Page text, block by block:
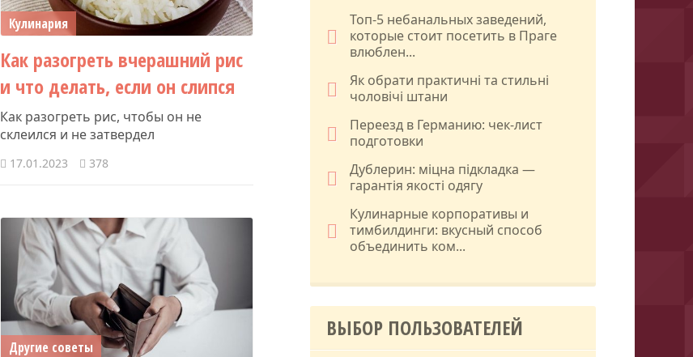
Кулинария
Как разогреть вчерашний рис
и что делать, если он слипся
Как разогреть рис, чтобы он не
склеился и не затвердел
17.01.2023 378
Другие советы
Топ-5 небанальных заведений,
которые стоит посетить в Праге
влюблен...
Як обрати практичні та стильні
чоловічі штани
Переезд в Германию: чек-лист
подготовки
Дублерин: міцна підкладка —
гарантія якості одягу
Кулинарные корпоративы и
тимбилдинги: вкусный способ
объединить ком...
ВЫБОР ПОЛЬЗОВАТЕЛЕЙ